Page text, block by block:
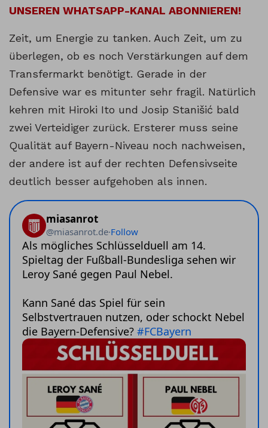
UNSEREN WHATSAPP-KANAL ABONNIEREN!
Zeit, um Energie zu tanken. Auch Zeit, um zu
überlegen, ob es noch Verstärkungen auf dem
Transfermarkt benötigt. Gerade in der
Defensive war es mitunter sehr fragil. Natürlich
kehren mit Hiroki Ito und Josip Stanišić bald
zwei Verteidiger zurück. Ersterer muss seine
Qualität auf Bayern-Niveau noch nachweisen,
der andere ist auf der rechten Defensivseite
deutlich besser aufgehoben als innen.